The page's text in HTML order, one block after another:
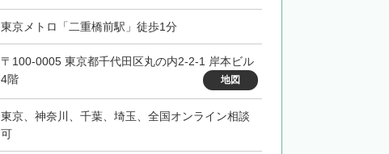
東京メトロ「二重橋前駅」徒歩1分
〒100-0005 東京都千代田区丸の内2-2-1 岸本ビル
4階
地図
東京、神奈川、千葉、埼玉、全国オンライン相談
可